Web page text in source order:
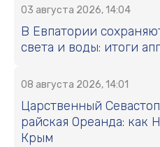
03 августа 2026, 14:04
В Евпатории
света и воды: итоги
08 августа 2026, 14:01
Царственный
райская Ореанда: как
Крым